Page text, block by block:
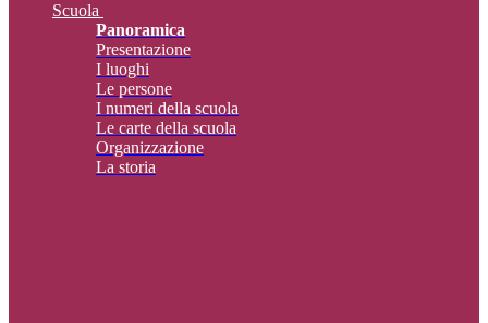
Scuola
Panoramica
Presentazione
I luoghi
Le persone
I numeri della scuola
Le carte della scuola
Organizzazione
La storia